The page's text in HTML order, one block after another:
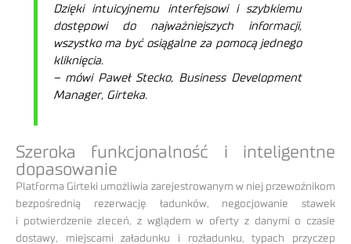
Dzięki intuicyjnemu interfejsowi i szybkiemu
dostępowi do najważniejszych informacji,
wszystko ma być osiągalne za pomocą jednego
kliknięcia.
– mówi Paweł Stecko, Business Development
Manager, Girteka.
Szeroka funkcjonalność i inteligentne
dopasowanie
Platforma Girteki umożliwia zarejestrowanym w niej przewoźnikom
bezpośrednią rezerwację ładunków, negocjowanie stawek
i potwierdzenie zleceń, z wglądem w oferty z danymi o czasie
dostawy, miejscami załadunku i rozładunku, typach przyczep